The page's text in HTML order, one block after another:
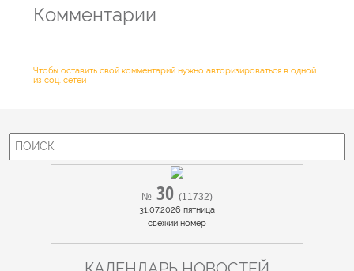
Комментарии
Чтобы оставить свой комментарий нужно авторизироваться в одной
из соц. сетей
№ 30 (11732)
31.07.2026 пятница
cвежий номер